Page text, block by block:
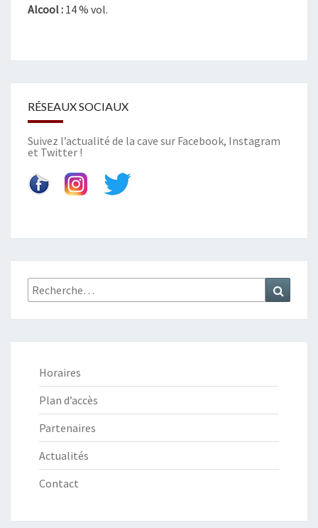
Alcool : 14 % vol.
RÉSEAUX SOCIAUX
Suivez l’actualité de la cave sur Facebook, Instagram
et Twitter !
Recherche
:
Horaires
Plan d’accès
Partenaires
Actualités
Contact